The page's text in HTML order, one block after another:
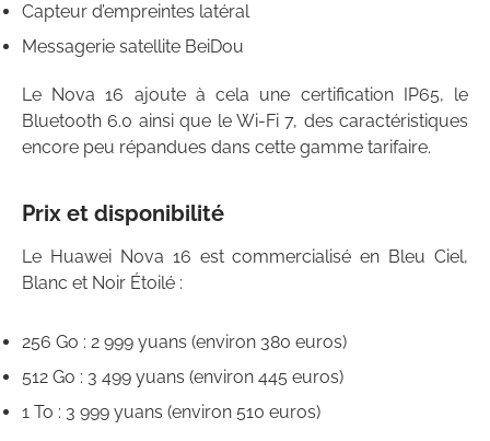
Capteur d’empreintes latéral
Messagerie satellite BeiDou
Le Nova 16 ajoute à cela une certification IP65, le
Bluetooth 6.0 ainsi que le Wi-Fi 7, des caractéristiques
encore peu répandues dans cette gamme tarifaire.
Prix et disponibilité
Le Huawei Nova 16 est commercialisé en Bleu Ciel,
Blanc et Noir Étoilé :
256 Go : 2 999 yuans (environ 380 euros)
512 Go : 3 499 yuans (environ 445 euros)
1 To : 3 999 yuans (environ 510 euros)